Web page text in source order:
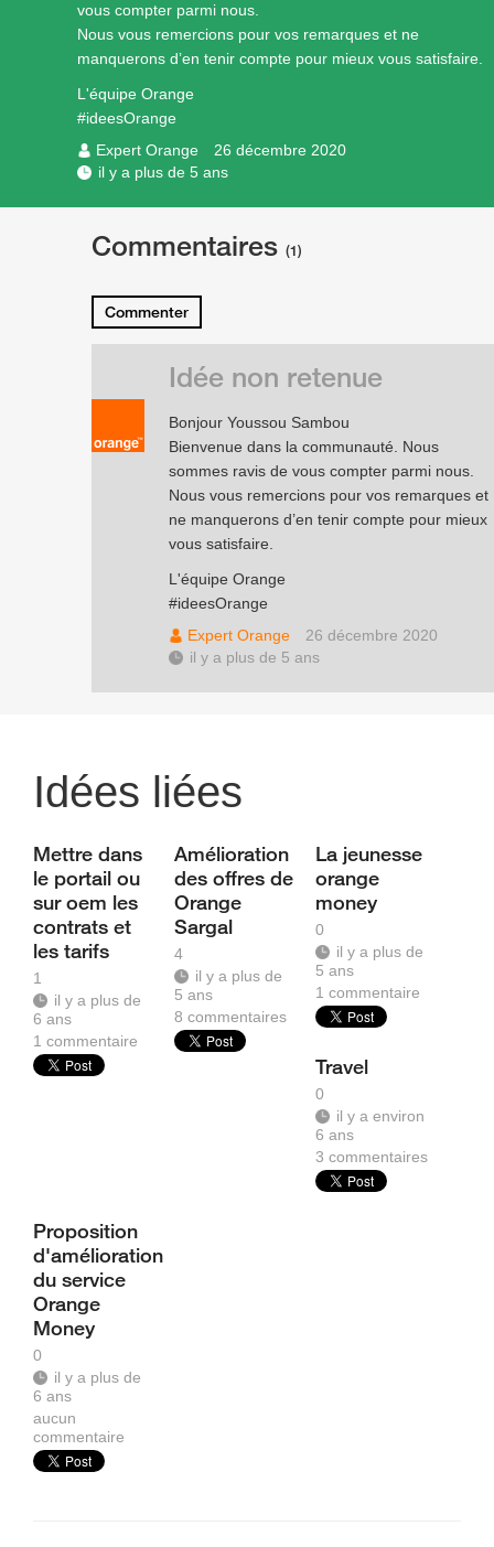
vous compter parmi nous.
Nous vous remercions pour vos remarques et ne
manquerons d’en tenir compte pour mieux vous satisfaire.
L'équipe Orange
#ideesOrange
Expert Orange
26 décembre 2020
il y a plus de 5 ans
Commentaires (1)
Commenter
Bonjour Youssou Sambou
Bienvenue dans la communauté. Nous
sommes ravis de vous compter parmi nous.
Nous vous remercions pour vos remarques et
ne manquerons d’en tenir compte pour mieux
vous satisfaire.
L'équipe Orange
#ideesOrange
Expert Orange
26 décembre 2020
il y a plus de 5 ans
Idée non retenue
Idées liées
Mettre dans
le portail ou
sur oem les
contrats et
les tarifs
1
il y a plus de
6 ans
1 commentaire
Amélioration
des offres de
Orange
Sargal
4
il y a plus de
5 ans
8commentaires
La jeunesse
orange
money
0
il y a plus de
5 ans
1commentaire
Travel
0
il y a environ
6 ans
3commentaires
Proposition
d'amélioration
du service
Orange
Money
0
il y a plus de
6 ans
aucun
commentaire